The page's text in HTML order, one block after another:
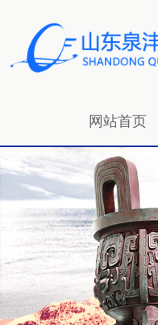
网站首页
招贤纳士